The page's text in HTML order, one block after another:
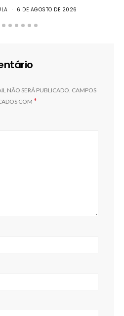
6 DE AGOSTO DE 2026
NÃO SERÁ PUBLICADO. CAMPOS
COM *